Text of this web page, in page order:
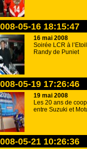
05-16 18:15:47
16 mai 2008
Soirée LCR à
Randy de Puniet
05-19 17:26:46
19 mai 2008
Les 20 ans de
entre Suzuki et
05-21 10:26:36